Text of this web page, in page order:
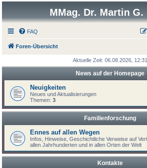
MMag. Dr. Martin G.
FAQ
Foren-Übersicht
Aktuelle Zeit: 06.08.2026, 12:31
News auf der Homepage
Neuigkeiten
Neues und Aktualisierungen
Themen:3
Familienforschung
Ennes auf allen Wegen
Infos, Hinweise, Geschichtliche Verweise auf
allen Jahrhunderten und in allen Orten der Welt
Kontakte